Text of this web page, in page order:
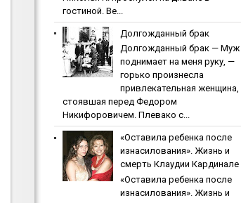
гостиной. Ве...
Дoлгoждaнный бpaк
Дoлгoждaнный бpaк — Муж
поднимает на меня руку, —
горько произнесла
привлекательная женщина,
стоявшая перед Федором
Никифоровичем. Плевако с...
«Ocтaвилa peбeнкa пocлe
изнacилoвaния». Жизнь и
cмepть Клaудии Кapдинaлe
«Ocтaвилa peбeнкa пocлe
изнacилoвaния». Жизнь и